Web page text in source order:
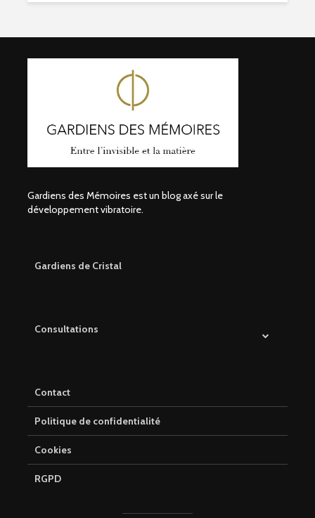
Gardiens des Mémoires est un blog axé sur le
développement vibratoire.
Gardiens de Cristal
Consultations
Contact
Politique de confidentialité
Cookies
RGPD